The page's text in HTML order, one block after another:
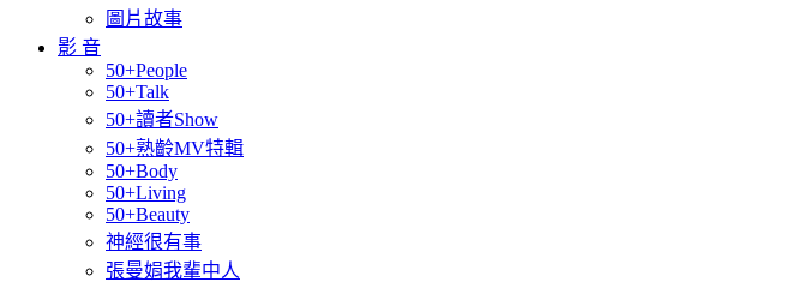
圖片故事
影 音
50+People
50+Talk
50+讀者Show
50+熟齡MV特輯
50+Body
50+Living
50+Beauty
神經很有事
張曼娟我輩中人